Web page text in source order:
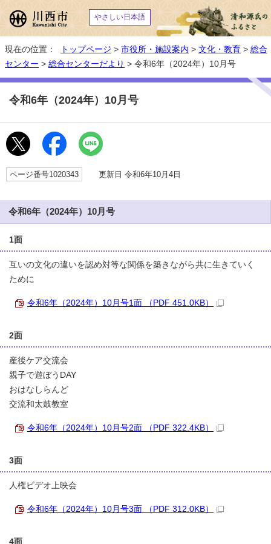
やさしい日本語
現在の位置： トップページ > 市役所・施設案内 > 文化・教育 > 総合
センター > 総合センターだより > 令和6年（2024年）10月号
令和6年（2024年）10月号
ページ番号1020343 更新日 令和6年10月4日
令和6年（2024年）10月号
1面
互いの文化の違いを認め対等な関係を築きながら共に生きていく
ために
令和6年（2024年）10月号1面 （PDF 451.0KB）
2面
産後ケア交流会
親子で遊ぼうDAY
おはなしらんど
交流和太鼓教室
令和6年（2024年）10月号2面 （PDF 322.4KB）
3面
人権ビデオ上映会
令和6年（2024年）10月号3面 （PDF 312.0KB）
4面